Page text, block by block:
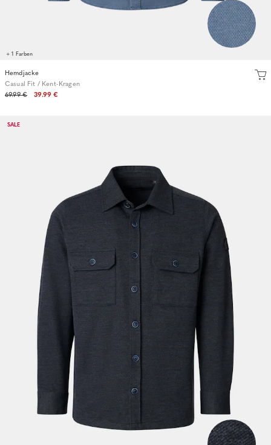
+ 1 Farben
Hemdjacke
Casual Fit / Kent-Kragen
69.99 €
39.99 €
SALE